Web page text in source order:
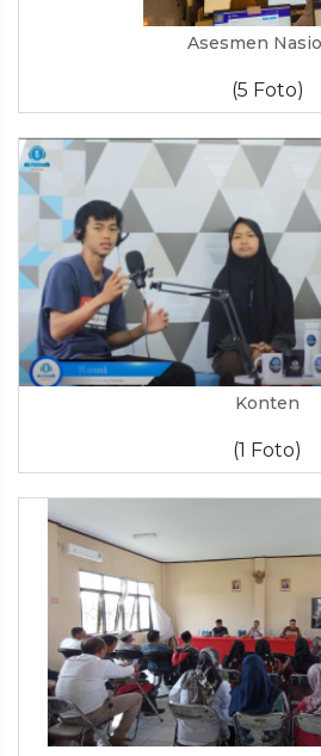
Asesmen
(5 Foto)
Konten
(1 Foto)